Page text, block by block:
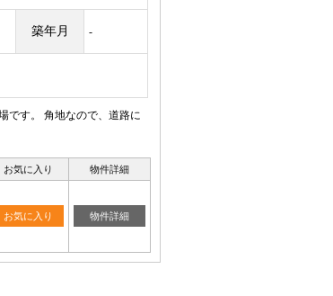
築年月 -
です。 角地なので、道路に
お気に入り 物件詳細
お気に入り 物件詳細